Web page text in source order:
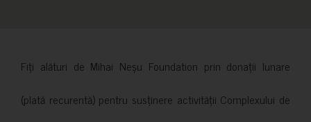
Fiți alături de Mihai Neșu Foundation prin donații lunare
(plată recurentă) pentru susținere activității Complexului de